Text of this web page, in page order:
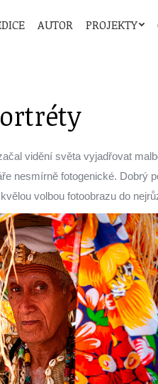
AUTOR PROJEKTY
vidění světa vyjadřovat
nesmírně fotogenické. Dobrý
volbou fotoobrazu do